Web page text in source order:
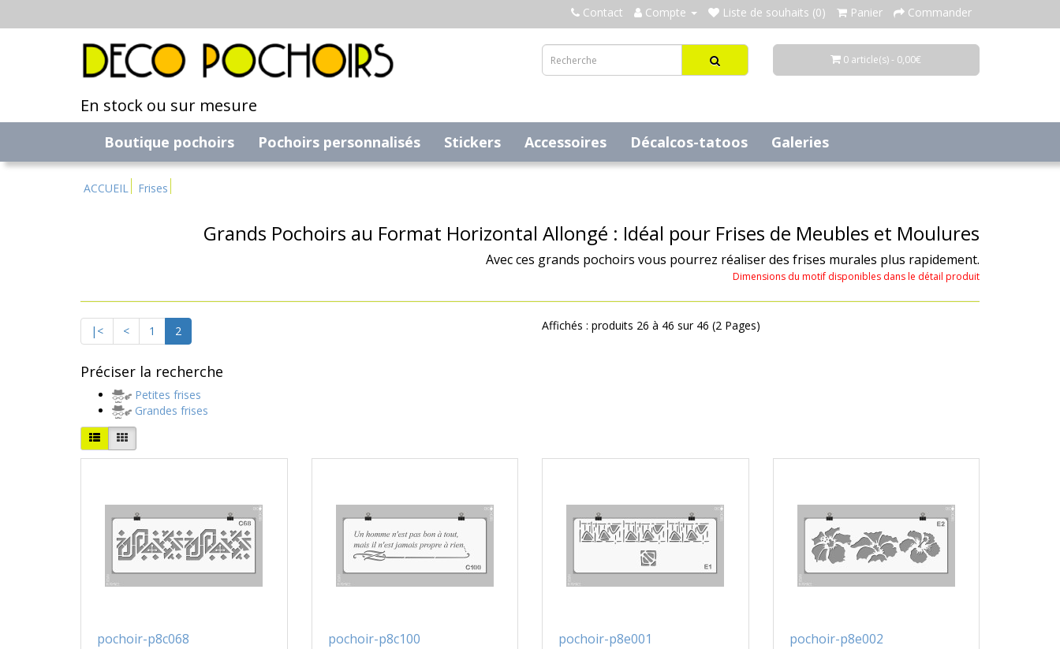
Contact Compte Liste de souhaits (0) Panier Commander
En stock ou sur mesure
0 article(s) - 0,00€
Boutique pochoirs Pochoirs personnalisés Stickers Accessoires Décalcos-tatoos Galeries
ACCUEIL Frises
Grands Pochoirs au Format Horizontal Allongé : Idéal pour Frises de Meubles et Moulures
Avec ces grands pochoirs vous pourrez réaliser des frises murales plus rapidement.
Dimensions du motif disponibles dans le détail produit
|< < 1 2 Affichés : produits 26 à 46 sur 46 (2 Pages)
Préciser la recherche
Petites frises
Grandes frises
pochoir-p8c068 pochoir-p8c100 pochoir-p8e001 pochoir-p8e002